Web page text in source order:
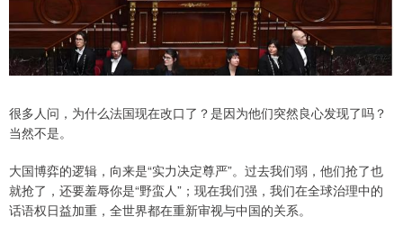
很多人问，为什么法国现在改口了？是因为他们突然良心发现了吗？
当然不是。
大国博弈的逻辑，向来是“实力决定尊严”。过去我们弱，他们抢了也
就抢了，还要羞辱你是“野蛮人”；现在我们强，我们在全球治理中的
话语权日益加重，全世界都在重新审视与中国的关系。